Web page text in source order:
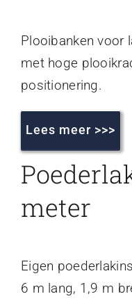
Plooibanken voor
met hoge
positionering.
Lees meer >>>
meter
Eigen
6 m lang, 1,9 m